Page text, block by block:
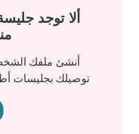
ألا توجد
أنشئ ملفك
توصيلك بجليسات